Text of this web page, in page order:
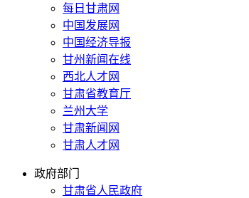
每日甘肃网
中国发展网
中国经济导报
甘州新闻在线
西北人才网
甘肃省教育厅
兰州大学
甘肃新闻网
甘肃人才网
政府部门
甘肃省人民政府